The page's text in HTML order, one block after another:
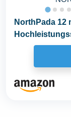
NorthPada 12